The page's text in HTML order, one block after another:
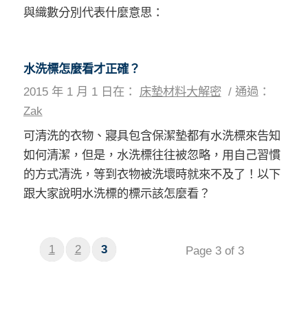
與織數分別代表什麼意思：
水洗標怎麼看才正確？
2015 年 1 月 1 日 在： 床墊材料大解密 / 通過：
Zak
可清洗的衣物、寢具包含保潔墊都有水洗標來告知
如何清潔，但是，水洗標往往被忽略，用自己習慣
的方式清洗，等到衣物被洗壞時就來不及了！以下
跟大家說明水洗標的標示該怎麼看？
Page 3 of 3
1 2 3